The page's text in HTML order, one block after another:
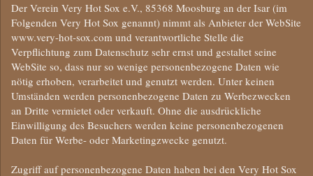
Der Verein Very Hot Sox e.V., 85368 Moosburg an der Isar (im
Folgenden Very Hot Sox genannt) nimmt als Anbieter der WebSite
www.very-hot-sox.com und verantwortliche Stelle die
Verpflichtung zum Datenschutz sehr ernst und gestaltet seine
WebSite so, dass nur so wenige personenbezogene Daten wie
nötig erhoben, verarbeitet und genutzt werden. Unter keinen
Umständen werden personenbezogene Daten zu Werbezwecken
an Dritte vermietet oder verkauft. Ohne die ausdrückliche
Einwilligung des Besuchers werden keine personenbezogenen
Daten für Werbe- oder Marketingzwecke genutzt.
Zugriff auf personenbezogene Daten haben bei den Very Hot Sox